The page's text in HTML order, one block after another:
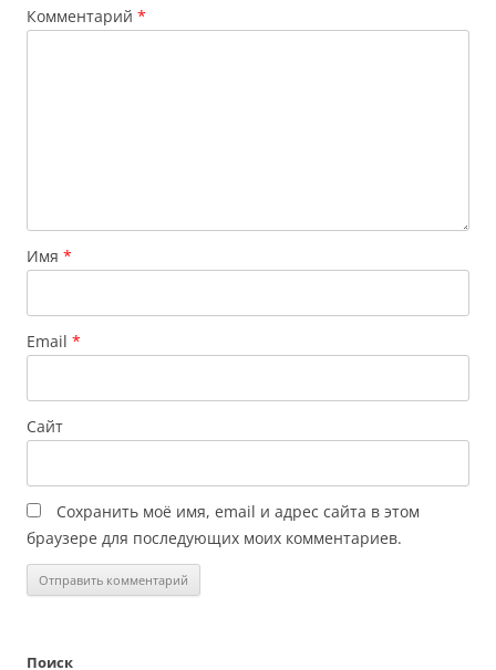
Комментарий *
Имя *
Email *
Сайт
Сохранить моё имя, email и адрес сайта в этом
браузере для последующих моих комментариев.
Поиск